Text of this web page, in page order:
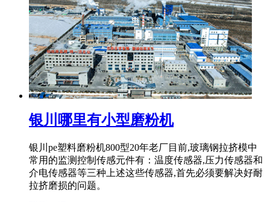
银川哪里有小型磨粉机
银川pe塑料磨粉机800型20年老厂目前,玻璃钢拉挤模中
常用的监测控制传感元件有：温度传感器,压力传感器和
介电传感器等三种上述这些传感器,首先必须要解决好耐
拉挤磨损的问题。